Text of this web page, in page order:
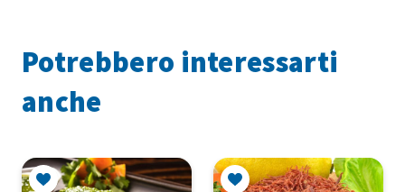
Potrebbero interessarti
anche